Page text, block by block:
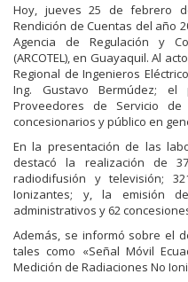
Hoy, jueves 25 de febrero
Rendición de Cuentas del año
Agencia de Regulación y
(ARCOTEL), en Guayaquil. Al
Regional de Ingenieros
Ing. Gustavo Bermúdez;
Proveedores de Servicio de
concesionarios y público en
En la presentación de las
destacó la realización de
radiodifusión y televisión;
Ionizantes; y, la emisión
administrativos y 62
Además, se informó sobre el
tales como «Señal Móvil
Medición de Radiaciones No